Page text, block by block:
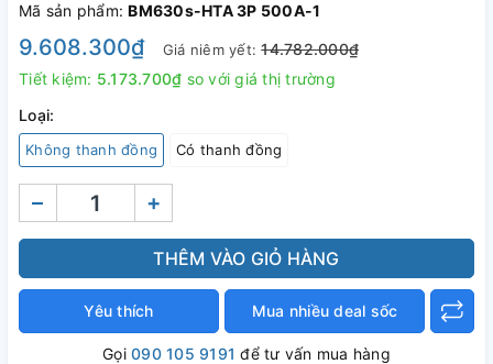
Mã sản phẩm:BM630s-HTA 3P 500A-1
9.608.300₫ Giá niêm yết:14.782.000₫
Tiết kiệm: 5.173.700₫ so với giá thị trường
Loại:
Không thanh đồng Có thanh đồng
– +
THÊM VÀO GIỎ HÀNG
Yêu thích Mua nhiều deal sốc
Gọi090 105 9191 để tư vấn mua hàng